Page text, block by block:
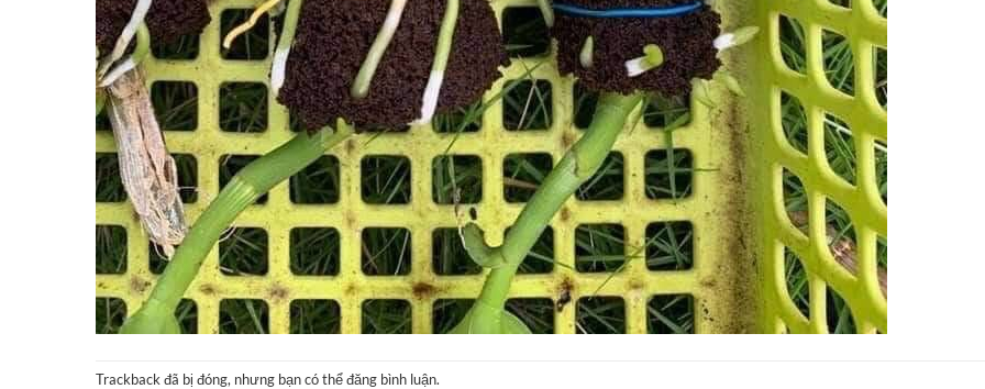
Trackback đã bị đóng, nhưng bạn có thểđăng bình luận.